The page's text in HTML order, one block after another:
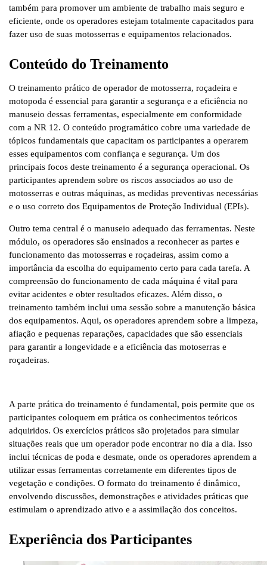
também para promover um ambiente de trabalho mais seguro e
eficiente, onde os operadores estejam totalmente capacitados para
fazer uso de suas motosserras e equipamentos relacionados.
Conteúdo do Treinamento
O treinamento prático de operador de motosserra, roçadeira e
motopoda é essencial para garantir a segurança e a eficiência no
manuseio dessas ferramentas, especialmente em conformidade
com a NR 12. O conteúdo programático cobre uma variedade de
tópicos fundamentais que capacitam os participantes a operarem
esses equipamentos com confiança e segurança. Um dos
principais focos deste treinamento é a segurança operacional. Os
participantes aprendem sobre os riscos associados ao uso de
motosserras e outras máquinas, as medidas preventivas necessárias
e o uso correto dos Equipamentos de Proteção Individual (EPIs).
Outro tema central é o manuseio adequado das ferramentas. Neste
módulo, os operadores são ensinados a reconhecer as partes e
funcionamento das motosserras e roçadeiras, assim como a
importância da escolha do equipamento certo para cada tarefa. A
compreensão do funcionamento de cada máquina é vital para
evitar acidentes e obter resultados eficazes. Além disso, o
treinamento também inclui uma sessão sobre a manutenção básica
dos equipamentos. Aqui, os operadores aprendem sobre a limpeza,
afiação e pequenas reparações, capacidades que são essenciais
para garantir a longevidade e a eficiência das motoserras e
roçadeiras.
A parte prática do treinamento é fundamental, pois permite que os
participantes coloquem em prática os conhecimentos teóricos
adquiridos. Os exercícios práticos são projetados para simular
situações reais que um operador pode encontrar no dia a dia. Isso
inclui técnicas de poda e desmate, onde os operadores aprendem a
utilizar essas ferramentas corretamente em diferentes tipos de
vegetação e condições. O formato do treinamento é dinâmico,
envolvendo discussões, demonstrações e atividades práticas que
estimulam o aprendizado ativo e a assimilação dos conceitos.
Experiência dos Participantes